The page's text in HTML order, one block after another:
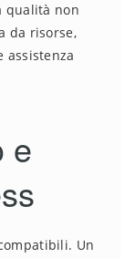
qualità non
da risorse,
assistenza
e
Un